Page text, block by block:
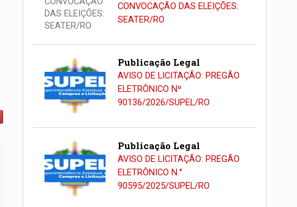
CONVOCAÇÃO DAS ELEIÇÕES:
SEATER/RO
Publicação Legal
AVISO DE LICITAÇÃO: PREGÃO
ELETRÔNICO Nº
90136/2026/SUPEL/RO
Publicação Legal
AVISO DE LICITAÇÃO: PREGÃO
ELETRÔNICO N.°
90595/2025/SUPEL/RO